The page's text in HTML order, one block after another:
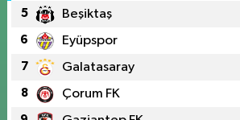
5 Beşiktaş
6 Eyüpspor
7 Galatasaray
8 Çorum FK